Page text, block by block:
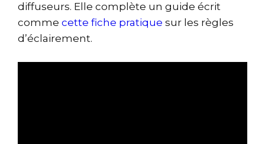
diffuseurs. Elle complète un guide écrit
comme cette fiche pratique sur les règles
d’éclairement.